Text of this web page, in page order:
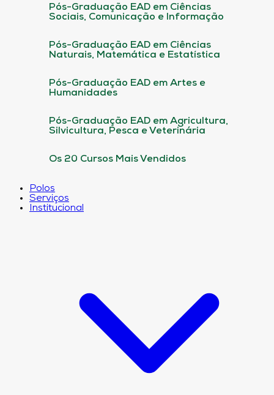
Pós-Graduação EAD em Ciências
Sociais, Comunicação e Informação
Pós-Graduação EAD em Ciências
Naturais, Matemática e Estatística
Pós-Graduação EAD em Artes e
Humanidades
Pós-Graduação EAD em Agricultura,
Silvicultura, Pesca e Veterinária
Os 20 Cursos Mais Vendidos
Polos
Serviços
Institucional